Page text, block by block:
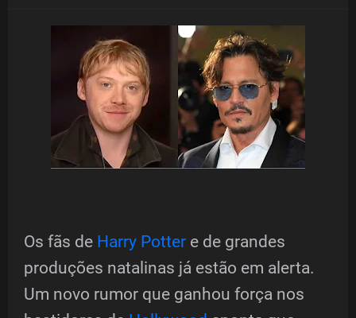
Os fãs de Harry Potter e de grandes
produções natalinas já estão em alerta.
Um novo rumor que ganhou força nos